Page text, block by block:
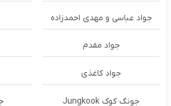
جواد عباسی و مهدی احمدزاده
جواد مقدم
جواد کاغذی
جونگ کوک Jungkook